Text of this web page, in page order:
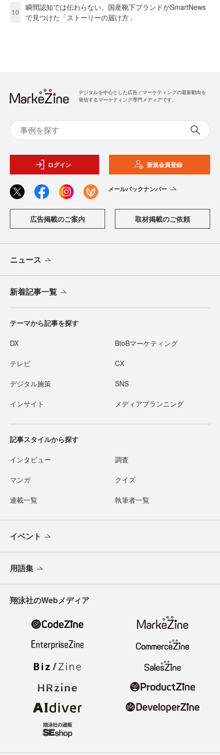
10
瞬間認知では伝わらない。国産靴下ブランドがSmartNews
で見つけた「ストーリーの届け方」
デジタルを中心とした広告／マーケティングの最新動向を
発信するマーケティング専門メディアです。
ログイン 新規会員登録
メールバックナンバー
広告掲載のご案内 取材掲載のご依頼
ニュース
新着記事一覧
テーマから記事を探す
DX BtoBマーケティング
テレビ CX
デジタル施策 SNS
インサイト メディアプランニング
記事スタイルから探す
インタビュー 調査
マンガ クイズ
連載一覧 執筆者一覧
イベント
用語集
翔泳社のWebメディア